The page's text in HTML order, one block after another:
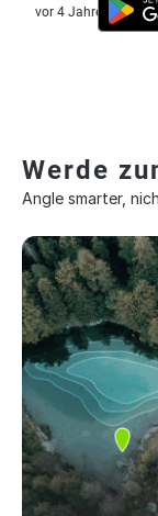
vor 4 Jahre
Werde
Angle smarter,